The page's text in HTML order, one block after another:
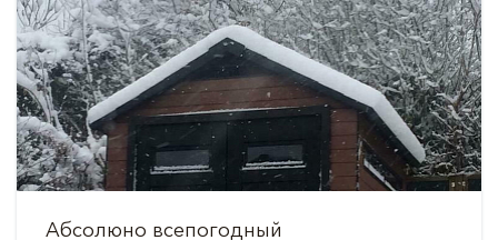
Абсолюно всепогодный